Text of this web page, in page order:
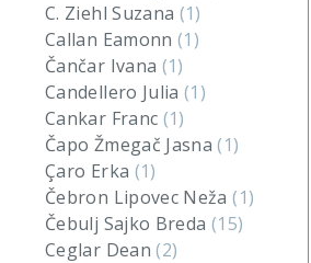
C. Ziehl Suzana (1)
Callan Eamonn(1)
Čančar Ivana (1)
Candellero Julia(1)
Cankar Franc (1)
Čapo Žmegač Jasna(1)
Çaro Erka (1)
Čebron Lipovec Neža(1)
Čebulj Sajko Breda (15)
Ceglar Dean(2)